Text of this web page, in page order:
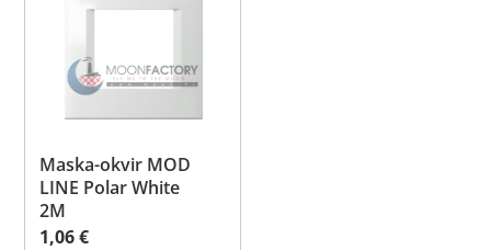
Maska-okvir MOD
LINE Polar White
2M
1,06€